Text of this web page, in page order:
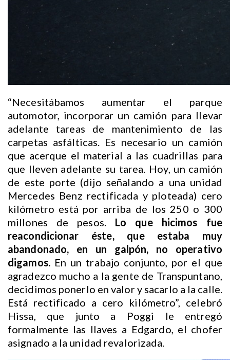
“Necesitábamos aumentar el parque
automotor, incorporar un camión para llevar
adelante tareas de mantenimiento de las
carpetas asfálticas. Es necesario un camión
que acerque el material a las cuadrillas para
que lleven adelante su tarea. Hoy, un camión
de este porte (dijo señalando a una unidad
Mercedes Benz rectificada y ploteada) cero
kilómetro está por arriba de los 250 o 300
millones de pesos. Lo que hicimos fue
reacondicionar éste, que estaba muy
abandonado, en un galpón, no operativo
digamos.En un trabajo conjunto, por el que
agradezco mucho a la gente de Transpuntano,
decidimos ponerlo en valor y sacarlo a la calle.
Está rectificado a cero kilómetro”, celebró
Hissa, que junto a Poggi le entregó
formalmente las llaves a Edgardo, el chofer
asignado a la unidad revalorizada.